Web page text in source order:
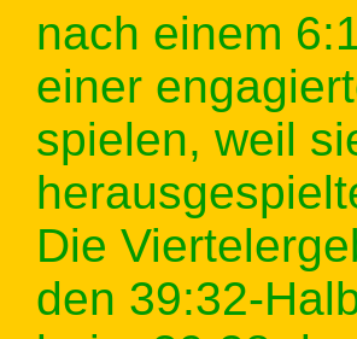
nach einem
einer
spielen, weil
Die
den 39:32-